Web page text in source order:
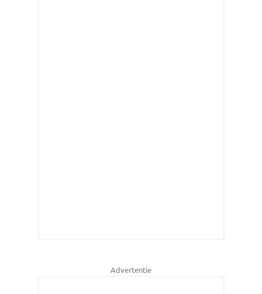
Advertentie